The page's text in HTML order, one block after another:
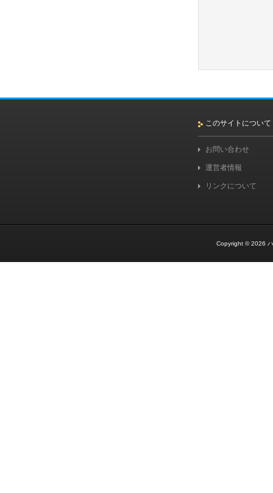
このサイトについて
お問い合わせ
運営者情報
リンクについて
Copyright © 2026